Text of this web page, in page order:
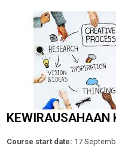
KEWIRAUSAHAAN
Course start date: 17